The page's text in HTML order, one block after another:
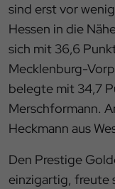
sind erst vor
Hessen in die
sich mit 36,6
Mecklenburg-
belegte mit 34,7
Merschformann.
Heckmann aus
Den Prestige
einzigartig, freute